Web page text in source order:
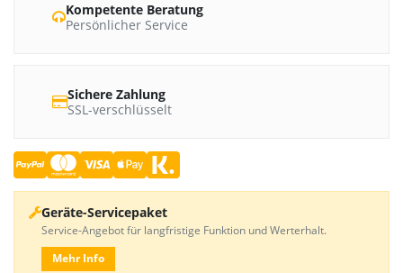
Kompetente Beratung
Persönlicher Service
Sichere Zahlung
SSL-verschlüsselt
Geräte-Servicepaket
Service-Angebot für langfristige Funktion und Werterhalt.
Mehr Info